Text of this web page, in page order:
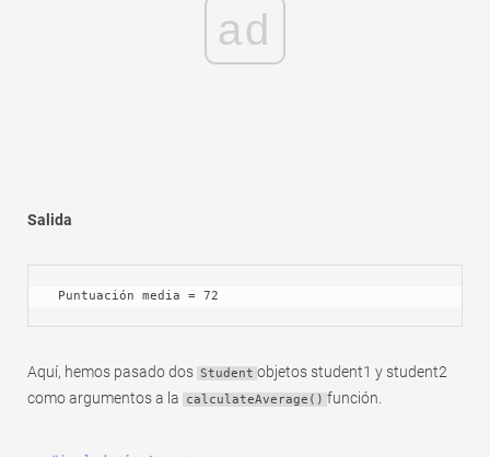
ad
Salida
Puntuación media = 72
Aquí, hemos pasado dos Student objetos student1 y student2
como argumentos a la
calculateAverage() función.